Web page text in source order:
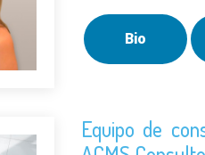
Bio
Equipo de